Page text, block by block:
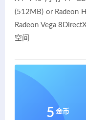
(512MB) or Radeon
Radeon Vega
空间
5 金币